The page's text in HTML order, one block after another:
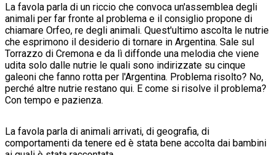
La favola parla di un riccio che convoca un'assemblea degli
animali per far fronte al problema e il consiglio propone di
chiamare Orfeo, re degli animali. Quest'ultimo ascolta le nutrie
che esprimono il desiderio di tornare in Argentina. Sale sul
Torrazzo di Cremona e da lì diffonde una melodia che viene
udita solo dalle nutrie le quali sono indirizzate su cinque
galeoni che fanno rotta per l'Argentina. Problema risolto? No,
perché altre nutrie restano qui. E come si risolve il problema?
Con tempo e pazienza.
La favola parla di animali arrivati, di geografia, di
comportamenti da tenere ed è stata bene accolta dai bambini